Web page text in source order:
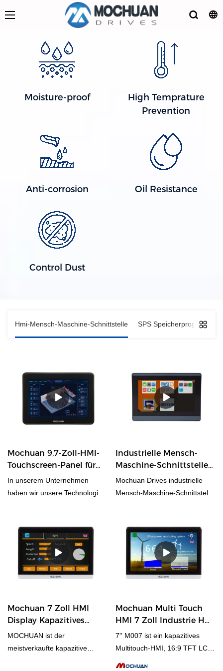
Moisture-proof
High Temprature
Prevention
Anti-corrosion Oil Resistance
Control Dust
Hmi-Mensch-Maschine-Schnittstelle SPS
Mochuan 9,7-Zoll-HMI-
Touchscreen-Panel für
Smart Home
Automation M010
In unserem Unternehmen
haben wir unsere Technologien
Industrielle Mensch-
Maschine-Schnittstelle
1024x600 10,1'' HMI-
Panel MC-H100DE
Mochuan Drives industrielle
Mensch-Maschine-Schnittstelle
im Vergleich zu ähnlichen
Produkten auf dem Markt bietet
es unvergleichliche
herausragende Vorteile in
Bezug auf Leistung, Qualität,
einen guten Ruf in Der Markt.
MOCHUAN fasst die Mängel
Spezifikationen des Mochuan
Mochuan 7 Zoll HMI
Display Kapazitives
Multi-Touch HMI M007
Hersteller
MOCHUAN ist der
meistverkaufte kapazitive
Mochuan Multi Touch
HMI 7 Zoll Industrie HMI
Panel Touchscreen M007
7'' M007 ist ein kapazitives
Multitouch-HMI, 16:9 TFT LCD,